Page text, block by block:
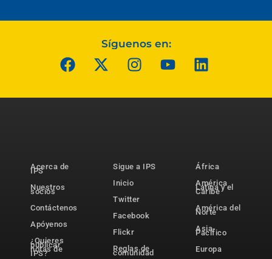
Síguenos en:
Acerca de
IPS
Nuestros
socios
Contáctenos
Apóyenos
¿Quieres
publicar
notas de
IPS?
Sigue a IPS
Inicio
Twitter
Facebook
Flickr
Reglas de
comunidad
África
América
Latina y el
Caribe
América del
Norte
Asia-
Pacífico
Europa